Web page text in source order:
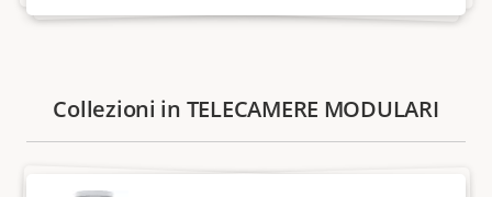
Collezioni in TELECAMERE MODULARI